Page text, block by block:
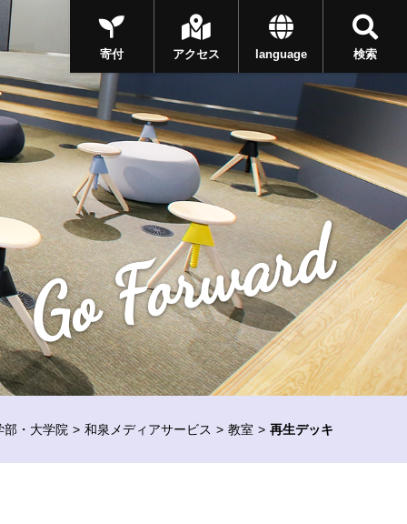
検索
language
アクセス
寄付
Go Forward
部・大学院 和泉メディアサービス 教室 再生デッキ